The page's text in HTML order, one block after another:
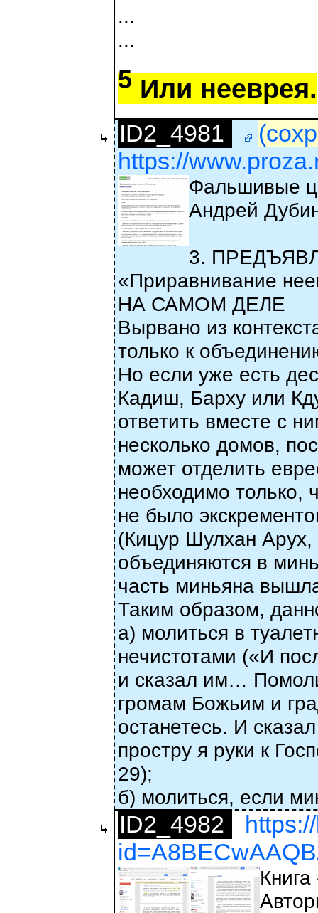
...
...
5 Или нееврея.
ID2_4981
https://
Фальшивые
Андрей
3.
«Приравнивание
НА САМОМ ДЕЛЕ
Вырвано из
только к
Но если уже есть
Кадиш, Барху или
ответить вместе с
несколько домов,
может отделить
необходимо
не было
(Кицур Шулхан
объединяются в
часть миньяна
Таким образом,
а) молиться в
нечистотами («И
и сказал им…
громам Божьим и
останетесь. И
простру я руки к
29);
б) молиться, если
ID2_4982
Книга